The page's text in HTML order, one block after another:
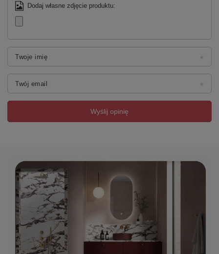
Dodaj własne zdjęcie produktu:
Twoje imię
Twój email
Wyślij opinię